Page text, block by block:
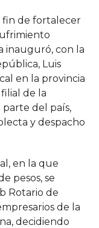
fin de fortalecer
inauguró, con la
Luis
en la provincia
de la
del país,
y despacho
en la que
pesos, se
Rotario de
de la
decidiendo